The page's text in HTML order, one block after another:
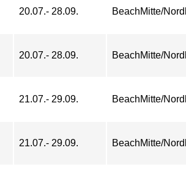
20.07.- 28.09. BeachMitte/
20.07.- 28.09. BeachMitte/
21.07.- 29.09. BeachMitte/
21.07.- 29.09. BeachMitte/